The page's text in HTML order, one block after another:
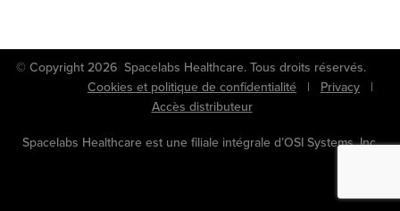
© Copyright 2026 Spacelabs Healthcare. Tous droits réservés.
Cookies et politique de confidentialité | Privacy |
Accès distributeur
Spacelabs Healthcare est une filiale intégrale d’OSI Systems, Inc.